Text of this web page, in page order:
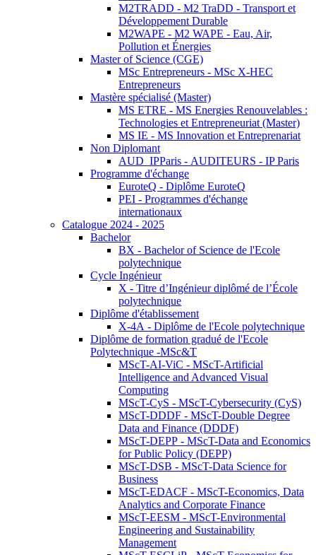
M2TRADD - M2 TraDD - Transport et
Développement Durable
M2WAPE - M2 WAPE - Eau, Air,
Pollution et Énergies
Master of Science (CGE)
MSc Entrepreneurs - MSc X-HEC
Entrepreneurs
Mastère spécialisé (Master)
MS ETRE - MS Energies Renouvelables :
Technologies et Entrepreneuriat (Master)
MS IE - MS Innovation et Entreprenariat
Non Diplomant
AUD_IPParis - AUDITEURS - IP Paris
Programme d'échange
EuroteQ - Diplôme EuroteQ
PEI - Programmes d'échange
internationaux
Catalogue 2024 - 2025
Bachelor
BX - Bachelor of Science de l'Ecole
polytechnique
Cycle Ingénieur
X - Titre d’Ingénieur diplômé de l’École
polytechnique
Diplôme d'établissement
X-4A - Diplôme de l'Ecole polytechnique
Diplôme de formation gradué de l'Ecole
Polytechnique -MSc&T
MScT-AI-ViC - MScT-Artificial
Intelligence and Advanced Visual
Computing
MScT-CyS - MScT-Cybersecurity (CyS)
MScT-DDDF - MScT-Double Degree
Data and Finance (DDDF)
MScT-DEPP - MScT-Data and Economics
for Public Policy (DEPP)
MScT-DSB - MScT-Data Science for
Business
MScT-EDACF - MScT-Economics, Data
Analytics and Corporate Finance
MScT-EESM - MScT-Environmental
Engineering and Sustainability
Management